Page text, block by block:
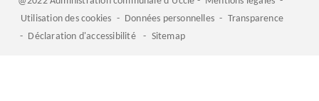
Utilisation des cookies - Données personnelles - Transparence
- Déclaration d'accessibilité - Sitemap